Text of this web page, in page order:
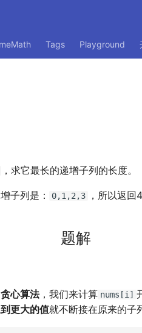
Tags Playground
，求它最长的递增子列的长度。
子列是： 0,1,2,3 ，所以返回
题解
贪心算法，我们来计算 nums[i]
更大的值就不断接在原来的子